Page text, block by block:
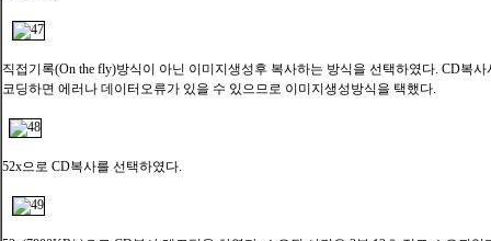
직접기록(On the fly)방식이 아닌 이미지생성후 복사하는 방식을 선택하였다. CD복
코딩하면 에러나 데이터오류가 있을 수 있으므로 이미지생성방식을 택했다.
52x으로 CD복사를 선택하였다.